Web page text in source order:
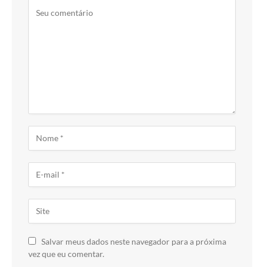
Salvar meus dados neste navegador para a próxima
vez que eu comentar.